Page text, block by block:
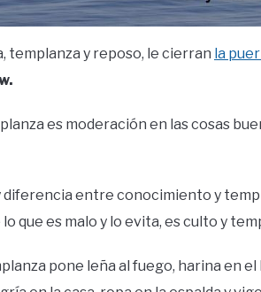
templanza y reposo, le cierran la
es moderación en las cosas
diferencia entre conocimiento y
que es malo y lo evita, es culto y
pone leña al fuego, harina en